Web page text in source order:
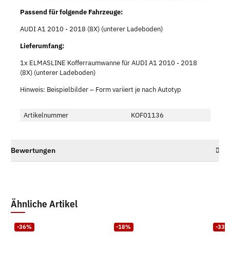
Passend für folgende Fahrzeuge:
AUDI A1 2010 - 2018 (8X) (unterer Ladeboden)
Lieferumfang:
1x ELMASLINE Kofferraumwanne für AUDI A1 2010 - 2018
(8X) (unterer Ladeboden)
Hinweis: Beispielbilder – Form variiert je nach Autotyp
Artikelnummer KOF01136
Bewertungen
Ähnliche Artikel
-36% -18% -33%